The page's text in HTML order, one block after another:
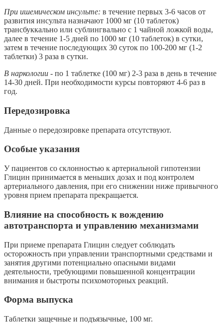
При ишемическом инсульте: в течение первых 3-6 часов от
развития инсульта назначают 1000 мг (10 таблеток)
трансбуккально или сублингвально с 1 чайной ложкой воды,
далее в течение 1-5 дней по 1000 мг (10 таблеток) в сутки,
затем в течение последующих 30 суток по 100-200 мг (1-2
таблетки) 3 раза в сутки.
В наркологии - по 1 таблетке (100 мг) 2-3 раза в день в течение
14-30 дней. При необходимости курсы повторяют 4-6 раз в
год.
Передозировка
Данные о передозировке препарата отсутствуют.
Особые указания
У пациентов со склонностью к артериальной гипотензии
Глицин принимается в меньших дозах и под контролем
артериального давления, при его снижении ниже привычного
уровня прием препарата прекращается.
Влияние на способность к вождению
автотранспорта и управлению механизмами
При приеме препарата Глицин следует соблюдать
осторожность при управлении транспортными средствами и
занятия другими потенциально опасными видами
деятельности, требующими повышенной концентрации
внимания и быстроты психомоторных реакций.
Форма выпуска
Таблетки защечные и подъязычные, 100 мг.